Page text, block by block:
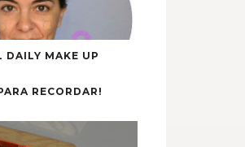
DAILY MAKE UP
RECORDAR!